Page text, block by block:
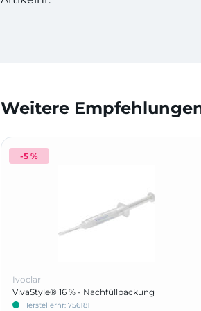
Weitere
-5 %
Ivoclar
VivaStyle® 16 % - Nachfüllpackung
Herstellernr: 756181